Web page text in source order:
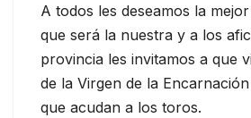
A todos les deseamos la
que será la nuestra y a los
provincia les invitamos a que
de la Virgen de la
que acudan a los toros.